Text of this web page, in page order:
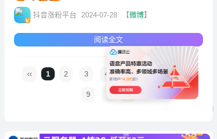
汇聚了众多创
抖音涨粉平台 2024-07-28 【微博】
阅读全文
‹‹ 1 2 3 4 5 6 7 8
9 ››